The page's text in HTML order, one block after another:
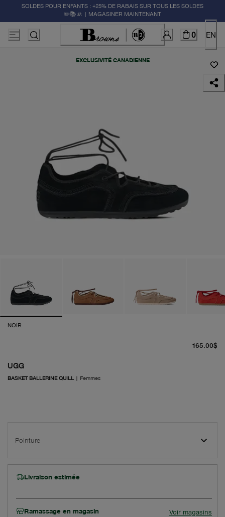
SOLDES POUR ENFANTS : +25% DE RABAIS SUR TOUS LES SOLDES
✏️📚🚸 | MAGASINER MAINTENANT
0 EN
EXCLUSIVITÉ CANADIENNE
NOIR
UGG
BASKET BALLERINE QUILL | Femmes
165.00$
Pointure
Livraison estimée
Ramassage en magasin Voir magasins